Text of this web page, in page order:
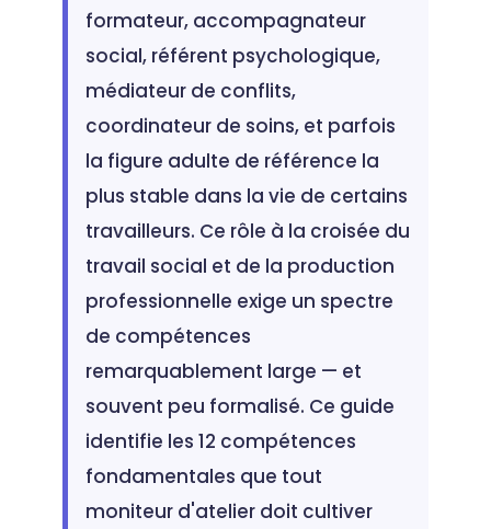
formateur, accompagnateur
social, référent psychologique,
médiateur de conflits,
coordinateur de soins, et parfois
la figure adulte de référence la
plus stable dans la vie de certains
travailleurs. Ce rôle à la croisée du
travail social et de la production
professionnelle exige un spectre
de compétences
remarquablement large — et
souvent peu formalisé. Ce guide
identifie les 12 compétences
fondamentales que tout
moniteur d'atelier doit cultiver